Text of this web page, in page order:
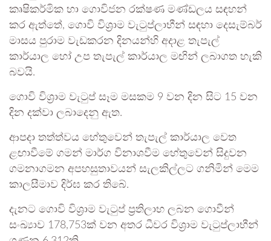
කෘෂිකර්මික හා ගොවිජන රක්ෂණ මණ්ඩලය සඳහන්
කර ඇත්තේ, ගොවි විශ්‍රාම වැටුප්ලාභීන් සඳහා දෙසැම්බර්
මාසය පුරාම වැඩකරන දිනයන්හි අදාළ තැපැල්
කාර්යාල හෝ උප තැපැල් කාර්යාල මඟින් ලබාගත හැකි
බවයි.
ගොවි විශ්‍රාම වැටුප් සෑම මසකම 9 වන දින සිට 15 වන
දින දක්වා ලබාදෙනු ඇත.
ආපදා තත්ත්වය හේතුවෙන් තැපැල් කාර්යාල වෙත
ළඟාවීමේ ගමන් මාර්ග විනාශවීම හේතුවෙන් සිදුවන
ගමනාගමන අපහසුතාවයන් සැලකිල්ලට ගනිමින් මෙම
කාලසීමාව දිර්ඝ කර තිබේ.
දැනට ගොවි විශ්‍රාම වැටුප් ප්‍රතිලාභ ලබන ගොවීන්
සංඛ්‍යාව 178,753ක් වන අතර ධීවර විශ්‍රාම වැටුප්ලාභීන්